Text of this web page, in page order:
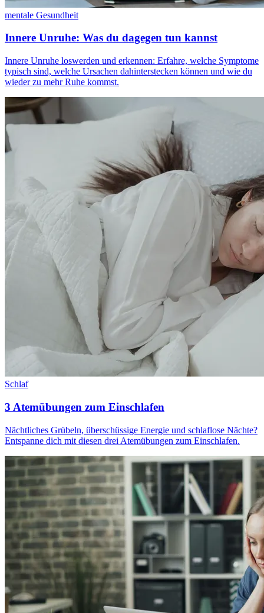
mentale Gesundheit
Innere Unruhe: Was du dagegen tun kannst
Innere Unruhe loswerden und erkennen: Erfahre, welche Symptome
typisch sind, welche Ursachen dahinterstecken können und wie du
wieder zu mehr Ruhe kommst.
Schlaf
3 Atemübungen zum Einschlafen
Nächtliches Grübeln, überschüssige Energie und schlaflose Nächte?
Entspanne dich mit diesen drei Atemübungen zum Einschlafen.